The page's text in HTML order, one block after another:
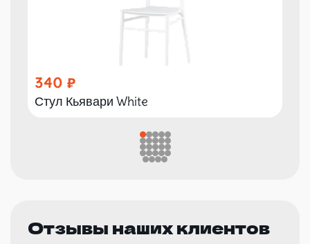
340
Стул Кьявари White
Отзывы наших клиентов